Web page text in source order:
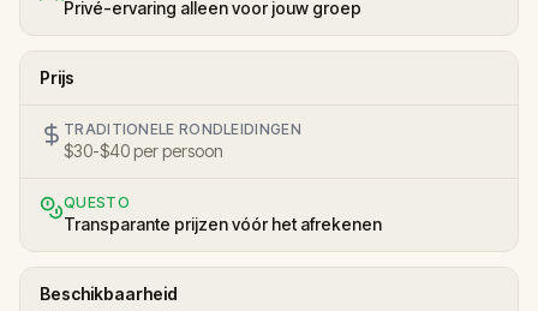
Privé-ervaring alleen voor jouw groep
Prijs
TRADITIONELE RONDLEIDINGEN
$30-$40 per persoon
QUESTO
Transparante prijzen vóór het afrekenen
Beschikbaarheid